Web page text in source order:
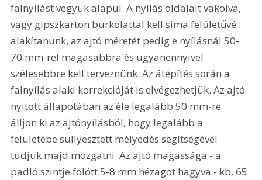
falnyílást vegyük alapul. A nyílás oldalait vakolva,
vagy gipszkarton burkolattal kell sima felületűvé
alakítanunk, az ajtó méretét pedig e nyílásnál 50-
70 mm-rel magasabbra és ugyanennyivel
szélesebbre kell terveznünk. Az átépítés során a
falnyílás alaki korrekcióját is elvégezhetjük. Az ajtó
nyitott állapotában az éle legalább 50 mm-re
álljon ki az ajtónyílásból, hogy legalább a
felületébe süllyesztett mélyedés segítségével
tudjuk majd mozgatni. Az ajtó magassága - a
padló szintje fölött 5-8 mm hézagot hagyva - kb. 65